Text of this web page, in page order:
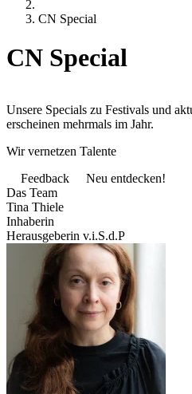
CN Special
CN Special
Unsere Specials zu Festivals und
erscheinen mehrmals im Jahr.
Wir vernetzen Talente
Feedback
Neu entdecken!
Das Team
Tina Thiele
Inhaberin
Herausgeberin v.i.S.d.P